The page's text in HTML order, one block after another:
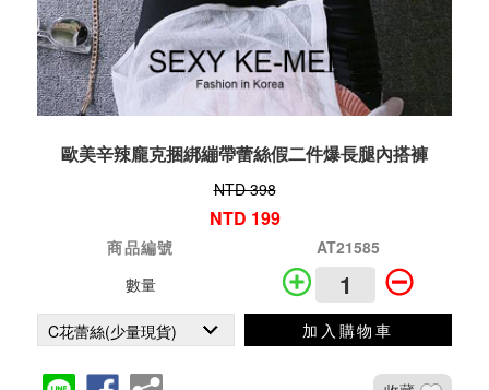
歐美辛辣龐克捆綁繃帶蕾絲假二件爆長腿內搭褲
NTD 398
NTD 199
商品編號
AT21585
數量
加入購物車